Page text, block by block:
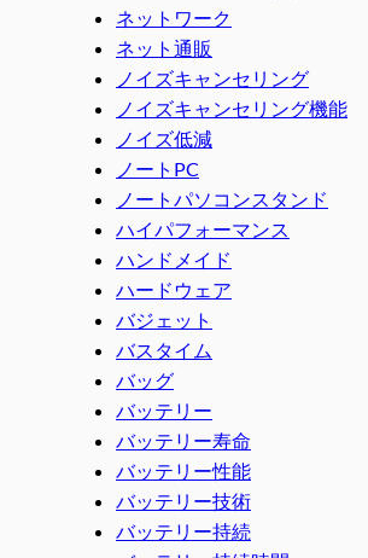
ネットワーク
ネット通販
ノイズキャンセリング
ノイズキャンセリング機能
ノイズ低減
ノートPC
ノートパソコンスタンド
ハイパフォーマンス
ハンドメイド
ハードウェア
バジェット
バスタイム
バッグ
バッテリー
バッテリー寿命
バッテリー性能
バッテリー技術
バッテリー持続